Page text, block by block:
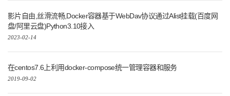
影片自由,丝滑流畅,Docker容器基于WebDav协议通过Alist挂载(百度网
盘/阿里云盘)Python3.10接入
2023-02-14
在centos7.6上利用docker-compose统一管理容器和服务
2019-09-02